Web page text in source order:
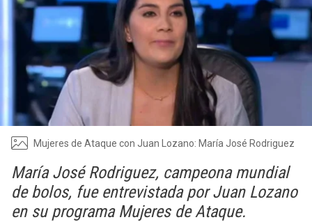
Mujeres de Ataque con Juan Lozano: María José Rodriguez
María José Rodriguez, campeona mundial
de bolos, fue entrevistada por Juan Lozano
en su programa Mujeres de Ataque.